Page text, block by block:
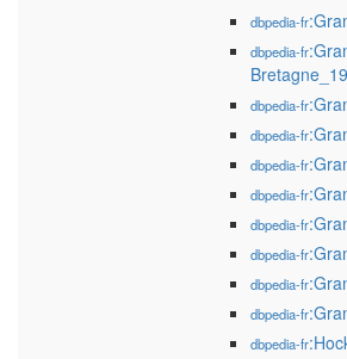
dbpedia-fr
dbpedia-fr
dbpedia-fr
dbpedia-fr
dbpedia-fr
dbpedia-fr
dbpedia-fr
dbpedia-fr
dbpedia-fr
dbpedia-fr
dbpedia-fr